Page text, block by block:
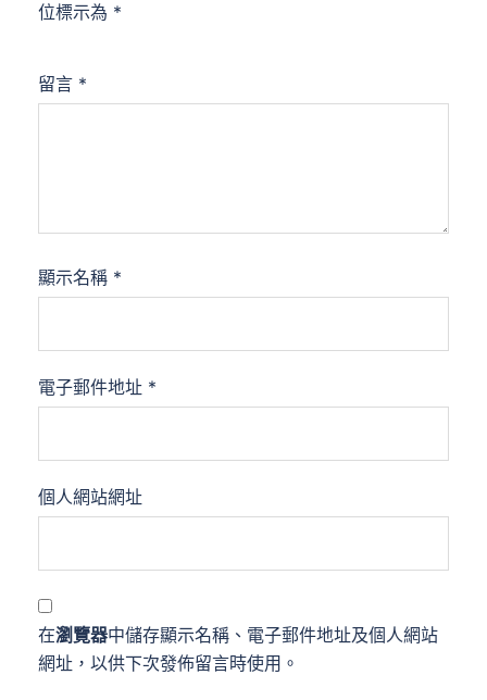
位標示為 *
留言 *
顯示名稱 *
電子郵件地址 *
個人網站網址
在瀏覽器中儲存顯示名稱、電子郵件地址及個人網站
網址，以供下次發佈留言時使用。